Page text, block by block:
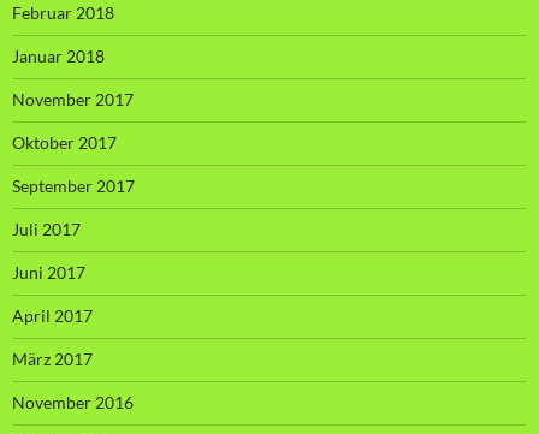
Februar 2018
Januar 2018
November 2017
Oktober 2017
September 2017
Juli 2017
Juni 2017
April 2017
März 2017
November 2016